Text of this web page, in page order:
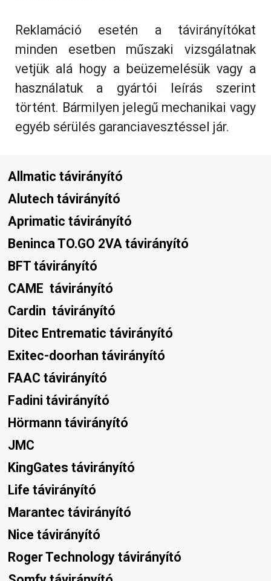
Reklamáció esetén a távirányítókat
minden esetben műszaki vizsgálatnak
vetjük alá hogy a beüzemelésük vagy a
használatuk a gyártói leírás szerint
történt. Bármilyen jelegű mechanikai vagy
egyéb sérülés garanciavesztéssel jár.
Allmatic távirányító
Alutech távirányító
Aprimatic távirányító
Beninca TO.GO 2VA távirányító
BFT távirányító
CAME  távirányító
Cardin  távirányító
Ditec Entrematic távirányító
Exitec-doorhan távirányító
FAAC távirányító
Fadini távirányító
Hörmann távirányító
JMC
KingGates távirányító
Life távirányító
Marantec távirányító
Nice távirányító
Roger Technology távirányító